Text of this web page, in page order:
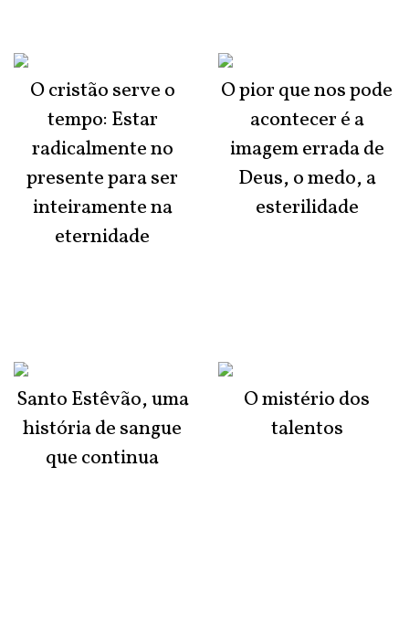
O cristão serve o
tempo: Estar
radicalmente no
presente para ser
inteiramente na
eternidade
Santo Estêvão, uma
história de sangue
que continua
O pior que nos pode
acontecer é a
imagem errada de
Deus, o medo, a
esterilidade
O mistério dos
talentos